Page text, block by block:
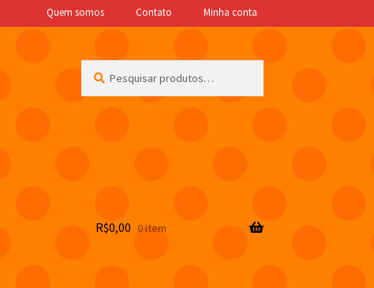
Quem somos Contato Minha conta
por:
R$0,00 0 item